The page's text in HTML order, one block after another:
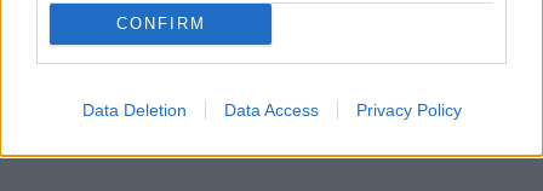
CONFIRM
Data Deletion Data Access Privacy Policy